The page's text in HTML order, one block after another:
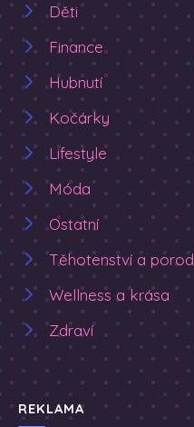
Děti
Finance
Hubnutí
Kočárky
Lifestyle
Móda
Ostatní
Těhotenství a porod
Wellness a krása
Zdraví
REKLAMA